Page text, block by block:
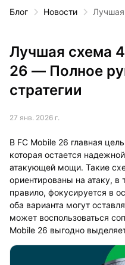
Блог Новости
Лучшая схема
26 — Полное
стратегии
27 янв. 2026 г.
В FC Mobile 26 главная
которая остается
атакующей мощи. Такие
ориентированы на атаку,
правило, фокусируется в
оба варианта могут
может воспользоваться
Mobile 26 выгодно